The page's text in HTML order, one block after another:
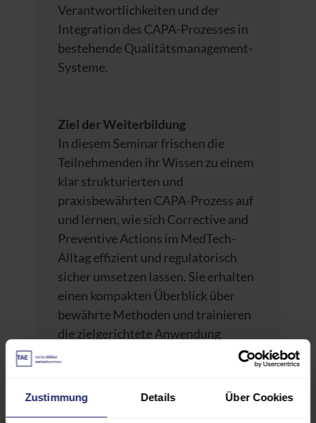
Zustimmung Details Über Cookies
Verantwortlichkeiten und der
Integration des CAPA-Prozesses in
bestehende Qualitätsmanagement-
Systeme.
Ziel der Weiterbildung
In diesem Seminar frischen die
Teilnehmenden ihr Wissen zu einem
klar strukturierten und
praxisbewährten CAPA-Prozess auf
und lernen, wie sich Corrective and
Preventive Actions im MedTech-
Alltag effizient und regulatorisch
sicher umsetzen lassen. Sie erhalten
einen kompakten Überblick über
bewährte Methoden und trainieren
die zielgerichtete Anwendung
wichtiger CAPA-Tools, um Ursachen
analysieren und wirksame